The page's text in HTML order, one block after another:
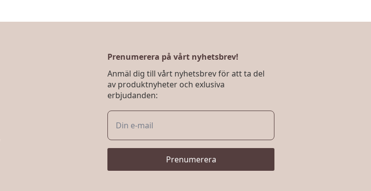
Prenumerera på vårt nyhetsbrev!
Anmäl dig till vårt nyhetsbrev för att ta del
av produktnyheter och exlusiva
erbjudanden:
Prenumerera